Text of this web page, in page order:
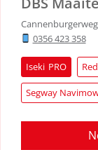
0356 423 358
Iseki
Segway